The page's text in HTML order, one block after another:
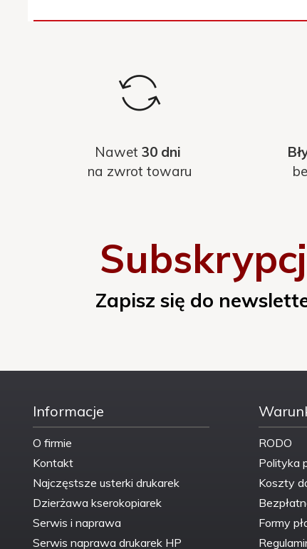
urządzenia::
Canon Pixma iP-7250, iP-
Producent:: Asarto
Producent OEM:: Canon
Raport TUV: NIE
Rodzaj wkładu::
Typ::
Więcej informacji:: www.asarto.pl
Wydajność ogólna::
Nawet30 dni
na zwrot towaru
Zapisz się do
Informacje
O firmie
Kontakt
Najczęstsze usterki drukarek
Dzierżawa kserokopiarek
Serwis i naprawa
Serwis naprawa drukarek HP
RODO
Polityka
Koszty
Formy